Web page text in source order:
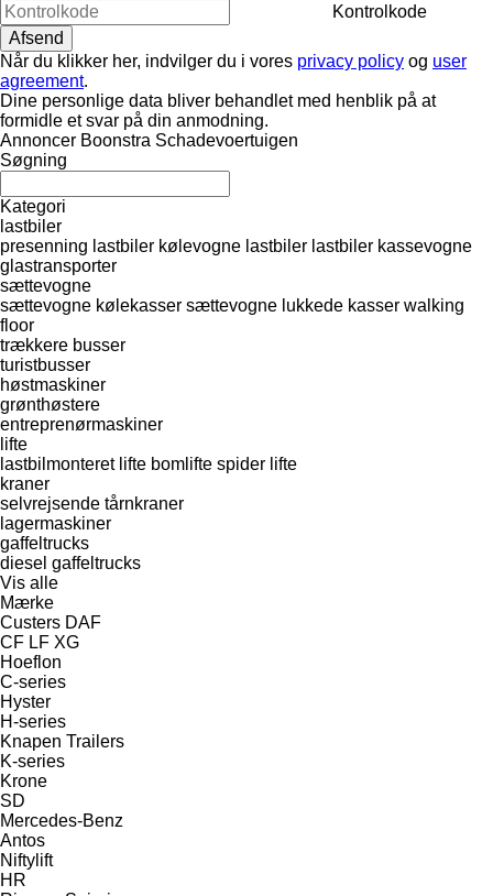
Kontrolkode
Når du klikker her, indvilger du i vores privacy policy og user
agreement.
Dine personlige data bliver behandlet med henblik på at
formidle et svar på din anmodning.
Annoncer Boonstra Schadevoertuigen
Søgning
Kategori
lastbiler
presenning lastbiler kølevogne lastbiler lastbiler kassevogne
glastransporter
sættevogne
sættevogne kølekasser sættevogne lukkede kasser walking
floor
trækkere busser
turistbusser
høstmaskiner
grønthøstere
entreprenørmaskiner
lifte
lastbilmonteret lifte bomlifte spider lifte
kraner
selvrejsende tårnkraner
lagermaskiner
gaffeltrucks
diesel gaffeltrucks
Vis alle
Mærke
Custers DAF
CF LF XG
Hoeflon
C-series
Hyster
H-series
Knapen Trailers
K-series
Krone
SD
Mercedes-Benz
Antos
Niftylift
HR